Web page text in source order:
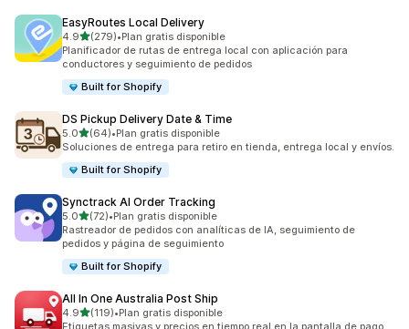
EasyRoutes Local Delivery
4.9de 5 estrellas
(279)
279 reseñas en total
•Plan gratis disponible
Planificador de rutas de entrega local con aplicación para
conductores y seguimiento de pedidos
Built for Shopify
DS Pickup Delivery Date & Time
5.0de 5 estrellas
(64)
64 reseñas en total
•Plan gratis disponible
Soluciones de entrega para retiro en tienda, entrega local y envíos.
Built for Shopify
Synctrack AI Order Tracking
5.0de 5 estrellas
(72)
72 reseñas en total
•Plan gratis disponible
Rastreador de pedidos con analíticas de IA, seguimiento de
pedidos y página de seguimiento
Built for Shopify
All In One Australia Post Ship
4.9de 5 estrellas
(119)
119 reseñas en total
•Plan gratis disponible
Etiquetas masivas y precios en tiempo real en la pantalla de pago